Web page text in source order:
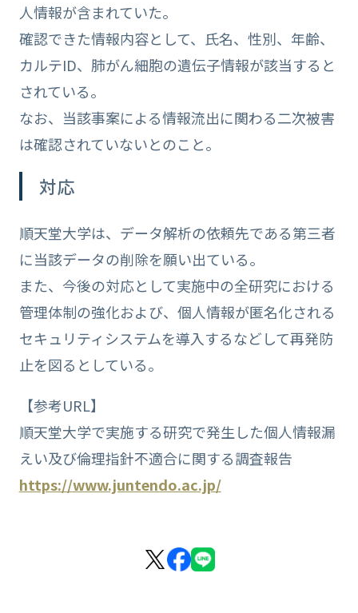
人情報が含まれていた。
確認できた情報内容として、氏名、性別、年齢、
カルテID、肺がん細胞の遺伝子情報が該当すると
されている。
なお、当該事案による情報流出に関わる二次被害
は確認されていないとのこと。
対応
順天堂大学は、データ解析の依頼先である第三者
に当該データの削除を願い出ている。
また、今後の対応として実施中の全研究における
管理体制の強化および、個人情報が匿名化される
セキュリティシステムを導入するなどして再発防
止を図るとしている。
【参考URL】
順天堂大学で実施する研究で発生した個人情報漏
えい及び倫理指針不適合に関する調査報告
https://www.juntendo.ac.jp/